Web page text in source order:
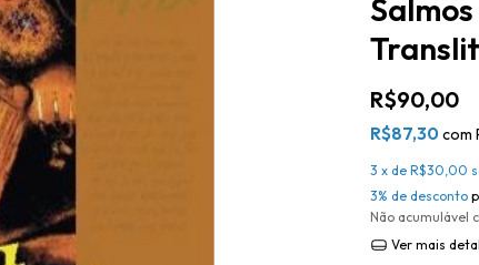
R$90,00
R$87,30com
3 x de R$30,00
3% de desconto
Não acumulável
Ver mais